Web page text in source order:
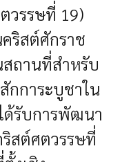
วรรษที่ 19)
ริสต์ศักราช
สถานที่สำหรับ
กการะบูชาใน
ด้รับการพัฒนา
สต์ศตวรรษที่